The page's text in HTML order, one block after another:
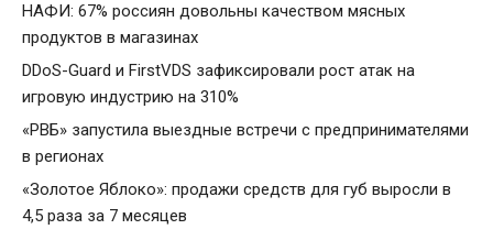
НАФИ: 67% россиян довольны качеством мясных
продуктов в магазинах
DDoS-Guard и FirstVDS зафиксировали рост атак на
игровую индустрию на 310%
«РВБ» запустила выездные встречи с предпринимателями
в регионах
«Золотое Яблоко»: продажи средств для губ выросли в
4,5 раза за 7 месяцев